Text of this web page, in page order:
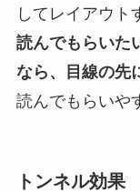
してレイアウト
読んでもらいた
なら、目線の先
読んでもらいや
トンネル効果